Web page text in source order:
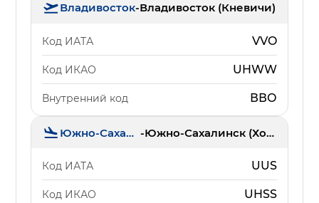
Владивосток-Владивосток (Кневичи)
Код ИАТА VVO
Код ИКАО UHWW
Внутренний код ВВО
Южно-Сахалинск - Южно-Сахалинск (Хомутово)
Код ИАТА UUS
Код ИКАО UHSS